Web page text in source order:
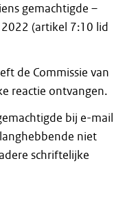
gemachtigde –
(artikel 7:10 lid
de Commissie van
reactie ontvangen.
bij e-mail
niet
schriftelijke